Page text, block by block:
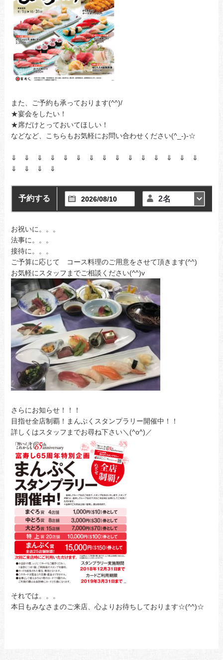
また、ご予約も承っております(^^)/
★宴会をしたい！
★席だけとっておいてほしい！
などなど、こちらもお気軽にお問い合わせください(^_-)-☆
⇓ ⇓ ⇓ ⇓ ⇓ ⇓ ⇓ ⇓ ⇓ ⇓ ⇓ ⇓ ⇓ ⇓ ⇓
⇓ ⇓ ⇓ ⇓
予約する 2名
お祝いに。。。
法事に。。。
接待に。。。
ご予算に応じて コース料理のご用意をさせて頂きます(^^)
お気軽にスタッフまでご相談ください(^^)v
さらにお知らせ！！！
目指せ全店制覇！まんぷくスタンプラリー開催中！！
詳しくはスタッフまでお尋ね下さい＼(^o^)／
それでは。。。
本日もみなさまのご来店、心よりお待ちしております☆(^^)☆